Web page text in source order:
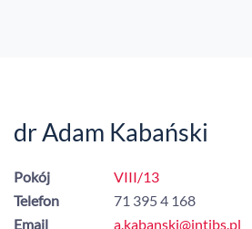
dr Adam Kabański
Pokój
VIII/13
Telefon
71 395 4 168
Email
a.kabanski@intibs.pl